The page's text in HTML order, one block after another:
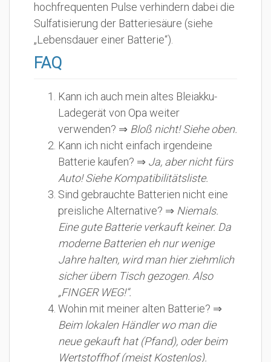
hochfrequenten Pulse verhindern dabei die
Sulfatisierung der Batteriesäure (siehe
„Lebensdauer einer Batterie“).
FAQ
Kann ich auch mein altes Bleiakku-
Ladegerät von Opa weiter
verwenden? ⇒ Bloß nicht! Siehe oben.
Kann ich nicht einfach irgendeine
Batterie kaufen? ⇒ Ja, aber nicht fürs
Auto! Siehe Kompatibilitätsliste.
Sind gebrauchte Batterien nicht eine
preisliche Alternative? ⇒ Niemals.
Eine gute Batterie verkauft keiner. Da
moderne Batterien eh nur wenige
Jahre halten, wird man hier ziehmlich
sicher übern Tisch gezogen. Also
„FINGER WEG!“.
Wohin mit meiner alten Batterie? ⇒
Beim lokalen Händler wo man die
neue gekauft hat (Pfand), oder beim
Wertstoffhof (meist Kostenlos).